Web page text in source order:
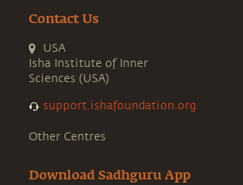
Contact Us
USA
Isha Institute of Inner
Sciences (USA)
support.ishafoundation.org
Other Centres
Download Sadhguru App